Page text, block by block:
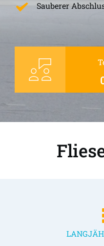
Sauberer